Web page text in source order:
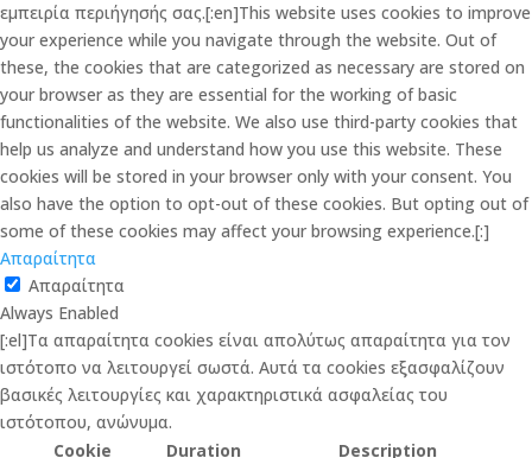
εμπειρία περιήγησής σας.[:en]This website uses cookies to improve
your experience while you navigate through the website. Out of
these, the cookies that are categorized as necessary are stored on
your browser as they are essential for the working of basic
functionalities of the website. We also use third-party cookies that
help us analyze and understand how you use this website. These
cookies will be stored in your browser only with your consent. You
also have the option to opt-out of these cookies. But opting out of
some of these cookies may affect your browsing experience.[:]
Απαραίτητα
Απαραίτητα
Always Enabled
[:el]Τα απαραίτητα cookies είναι απολύτως απαραίτητα για τον
ιστότοπο να λειτουργεί σωστά. Αυτά τα cookies εξασφαλίζουν
βασικές λειτουργίες και χαρακτηριστικά ασφαλείας του
ιστότοπου, ανώνυμα.
Cookie
Duration Description